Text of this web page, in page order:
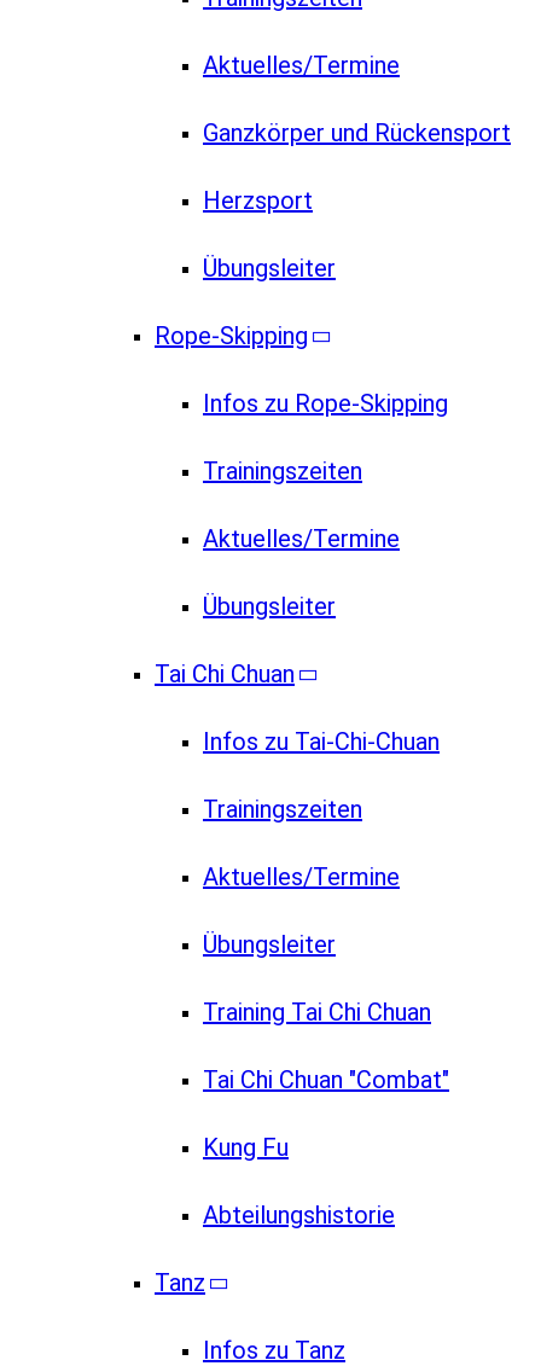
Aktuelles/Termine
Ganzkörper und Rückensport
Herzsport
Übungsleiter
Rope-Skipping
Infos zu Rope-Skipping
Trainingszeiten
Aktuelles/Termine
Übungsleiter
Tai Chi Chuan
Infos zu Tai-Chi-Chuan
Trainingszeiten
Aktuelles/Termine
Übungsleiter
Training Tai Chi Chuan
Tai Chi Chuan "Combat"
Kung Fu
Abteilungshistorie
Tanz
Infos zu Tanz